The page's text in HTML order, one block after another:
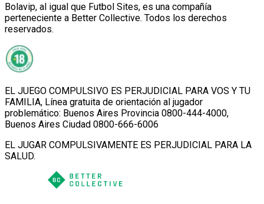
Bolavip, al igual que Futbol Sites, es una compañía
perteneciente a Better Collective. Todos los derechos
reservados.
EL JUEGO COMPULSIVO ES PERJUDICIAL PARA VOS Y TU
FAMILIA, Línea gratuita de orientación al jugador
problemático: Buenos Aires Provincia 0800-444-4000,
Buenos Aires Ciudad 0800-666-6006
EL JUGAR COMPULSIVAMENTE ES PERJUDICIAL PARA LA
SALUD.